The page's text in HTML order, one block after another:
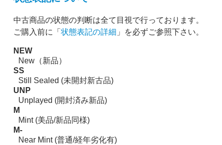
中古商品の状態の判断は全て目視で行っております。
ご購入前に「 状態表記の詳細 」を必ずご参照下さい。
NEW
New（新品）
SS
Still Sealed (未開封新古品)
UNP
Unplayed (開封済み新品)
M
Mint (美品/新品同様)
M-
Near Mint (普通/経年劣化有)